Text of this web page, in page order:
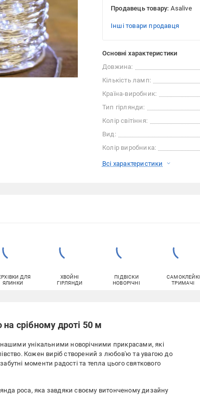
Продавець товару: Asalive
Інші товари продавця
Основні характеристики
Довжина:
Кількість ламп:
Країна-виробник:
Тип гірлянди:
Колір світіння:
Вид:
Колір виробника:
Всі характеристики
ДЛЯ
ЯЛИНКИ
ХВОЙНІ
ГІРЛЯНДИ
ПІДВІСКИ
НОВОРІЧНІ
САМОКЛЕЙКІ
ТРИМАЧІ
на срібному дроті 50 м
унікальними новорічними прикрасами, які
Кожен виріб створений з любов'ю та увагою до
моменти радості та тепла цього святкового
роса, яка завдяки своєму витонченому дизайну